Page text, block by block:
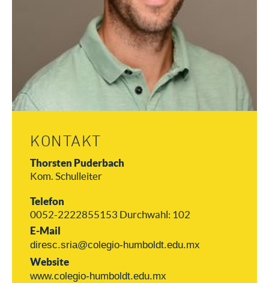
KONTAKT
Thorsten Puderbach
Kom. Schulleiter
Telefon
0052-2222855153 Durchwahl: 102
E-Mail
diresc.sria@colegio-humboldt.edu.mx
Website
www.colegio-humboldt.edu.mx